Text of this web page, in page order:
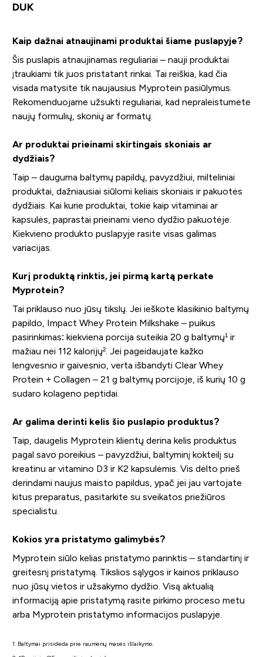
DUK
Kaip dažnai atnaujinami produktai šiame puslapyje?
Šis puslapis atnaujinamas reguliariai – nauji produktai
įtraukiami tik juos pristatant rinkai. Tai reiškia, kad čia
visada matysite tik naujausius Myprotein pasiūlymus.
Rekomenduojame užsukti reguliariai, kad nepraleistumėte
naujų formulių, skonių ar formatų.
Ar produktai prieinami skirtingais skoniais ar
dydžiais?
Taip – dauguma baltymų papildų, pavyzdžiui, milteliniai
produktai, dažniausiai siūlomi keliais skoniais ir pakuotės
dydžiais. Kai kurie produktai, tokie kaip vitaminai ar
kapsulės, paprastai prieinami vieno dydžio pakuotėje.
Kiekvieno produkto puslapyje rasite visas galimas
variacijas.
Kurį produktą rinktis, jei pirmą kartą perkate
Myprotein?
Tai priklauso nuo jūsų tikslų. Jei ieškote klasikinio baltymų
papildo, Impact Whey Protein Milkshake – puikus
pasirinkimas: kiekviena porcija suteikia 20 g baltymų¹ ir
mažiau nei 112 kalorijų². Jei pageidaujate kažko
lengvesnio ir gaivesnio, verta išbandyti Clear Whey
Protein + Collagen – 21 g baltymų porcijoje, iš kurių 10 g
sudaro kolageno peptidai.
Ar galima derinti kelis šio puslapio produktus?
Taip, daugelis Myprotein klientų derina kelis produktus
pagal savo poreikius – pavyzdžiui, baltyminį kokteilį su
kreatinu ar vitamino D3 ir K2 kapsulėmis. Vis dėlto prieš
derindami naujus maisto papildus, ypač jei jau vartojate
kitus preparatus, pasitarkite su sveikatos priežiūros
specialistu.
Kokios yra pristatymo galimybės?
Myprotein siūlo kelias pristatymo parinktis – standartinį ir
greitesnį pristatymą. Tikslios sąlygos ir kainos priklauso
nuo jūsų vietos ir užsakymo dydžio. Visą aktualią
informaciją apie pristatymą rasite pirkimo proceso metu
arba Myprotein pristatymo informacijos puslapyje.
1. Baltymai prisideda prie raumenų masės išlaikymo.